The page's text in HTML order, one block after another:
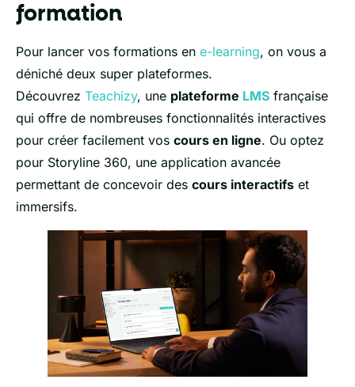
formation
Pour lancer vos formations en e-learning, on vous a
déniché deux super plateformes.
Découvrez Teachizy, une plateforme LMS française
qui offre de nombreuses fonctionnalités interactives
pour créer facilement vos cours en ligne. Ou optez
pour Storyline 360, une application avancée
permettant de concevoir des cours interactifs et
immersifs.